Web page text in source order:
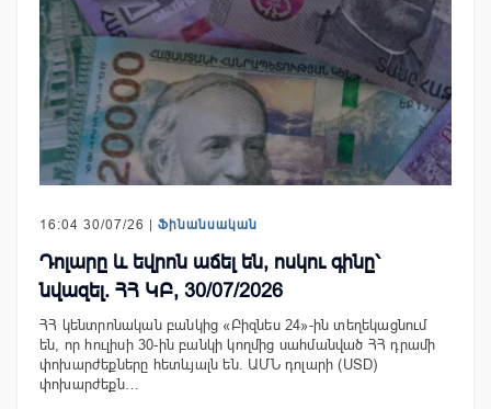
16:04 30/07/26 | Ֆինանսական
Դոլարը և եվրոն աճել են, ոսկու գինը՝
նվազել. ՀՀ ԿԲ, 30/07/2026
ՀՀ կենտրոնական բանկից «Բիզնես 24»-ին տեղեկացնում
են, որ հուլիսի 30-ին բանկի կողմից սահմանված ՀՀ դրամի
փոխարժեքները հետևյալն են. ԱՄՆ դոլարի (USD)
փոխարժեքն…